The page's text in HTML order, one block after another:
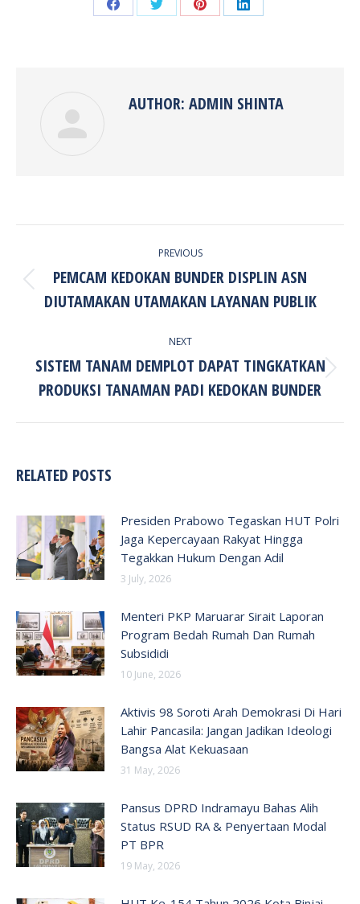
Share Share Share Share
AUTHOR: ADMIN SHINTA
PREVIOUS
Previous
post:
PEMCAM KEDOKAN BUNDER DISPLIN ASN
DIUTAMAKAN UTAMAKAN LAYANAN PUBLIK
NEXT
Next
post:
SISTEM TANAM DEMPLOT DAPAT TINGKATKAN
PRODUKSI TANAMAN PADI KEDOKAN BUNDER
RELATED POSTS
Presiden Prabowo Tegaskan HUT Polri
Jaga Kepercayaan Rakyat Hingga
Tegakkan Hukum Dengan Adil
3 July, 2026
Menteri PKP Maruarar Sirait Laporan
Program Bedah Rumah Dan Rumah
Subsididi
10 June, 2026
Aktivis 98 Soroti Arah Demokrasi Di Hari
Lahir Pancasila: Jangan Jadikan Ideologi
Bangsa Alat Kekuasaan
31 May, 2026
Pansus DPRD Indramayu Bahas Alih
Status RSUD RA & Penyertaan Modal
PT BPR
19 May, 2026